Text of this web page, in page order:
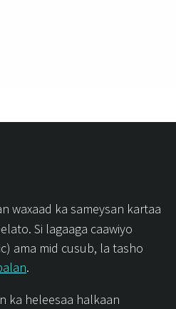
waxaad ka sameysan kartaa
Si lagaaga caawiyo
ama mid cusub, la tasho
.
ka heleesaa halkaan